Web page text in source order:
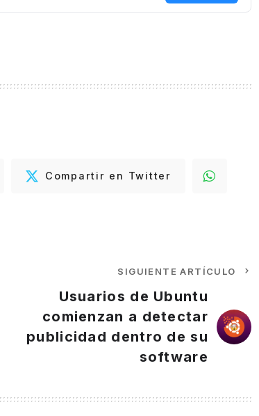
Compartir en Twitter
SIGUIENTE ARTÍCULO
Usuarios de Ubuntu
comienzan a detectar
publicidad dentro de su
software